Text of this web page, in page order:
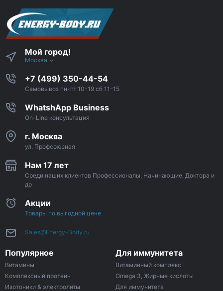
Мой город!
Москва
+7 (499) 350-44-54
Самовывоз пн-пт 10-19 сб 11-15
WhatshApp Business
On-Line консультация
г. Москва
ул. Профсоюзная
Нам 17 лет
Среди наших клиентов Профессионалы, Начинающие, Доктора и
др
Акции
Товары по выгодной цене
Sales@Energy-Body.ru
Популярное
Витамины
Комплексный протеин
Изотоники & электролиты
Для иммунитета
Витаминный комплекс
Omega 3, Жирные кислоты
Для иммунитета